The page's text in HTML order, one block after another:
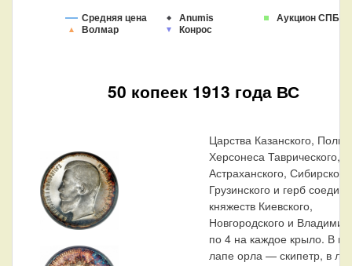
Средняя цена Anumis
Аукцион СПБ
Волмар
Конрос
50 копеек 1913 года ВС
Царства Казанского,
Херсонеса Таврического,
Астраханского, Сибирского,
Грузинского и герб
княжеств Киевского,
Новгородского и
по 4 на каждое крыло. В
лапе орла — скипетр, в